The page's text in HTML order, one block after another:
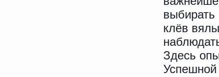
выбирать
клёв
Здесь